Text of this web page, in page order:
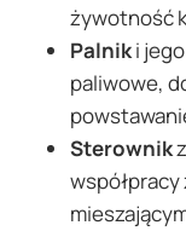
żywotność
Palniki
paliwowe,
Sterownik
współpracy